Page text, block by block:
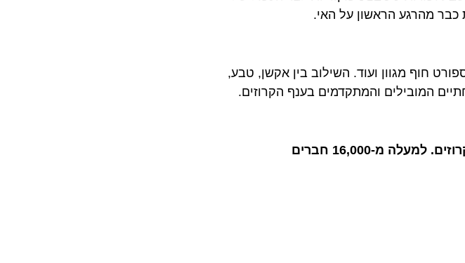
חוף מגוון ועוד. השילוב בין אקשן, טבע,
מ-16,000 חברים